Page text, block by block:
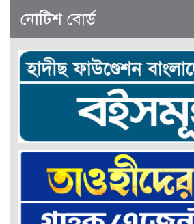
নোটিশ বোর্ড